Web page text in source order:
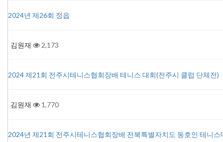
2024년 제26회 정읍
김원재 2,173
2024 제21회 전주시테니스협회장배 테니스 대회(전주시 클럽 단체전)
김원재 1,770
2024년 제21회 전주시테니스협회장배 전북특별자치도 동호인 테니스